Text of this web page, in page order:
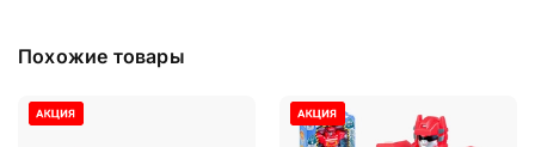
Похожие товары